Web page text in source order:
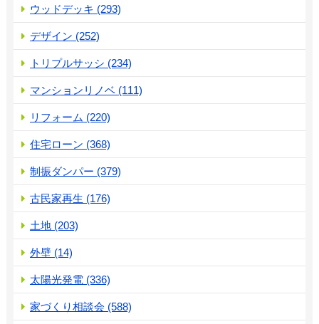
ウッドデッキ (293)
デザイン (252)
トリプルサッシ (234)
マンションリノベ (111)
リフォーム (220)
住宅ローン (368)
制振ダンパー (379)
古民家再生 (176)
土地 (203)
外壁 (14)
太陽光発電 (336)
家づくり相談会 (588)